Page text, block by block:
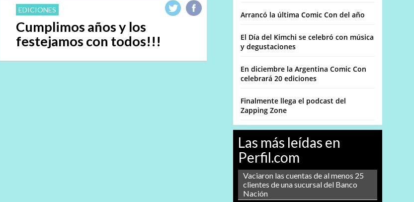
Arrancó la última Comic Con del año
El Día del Kimchi se celebró con música
y degustaciones
En diciembre la Argentina Comic Con
celebrará 20 ediciones
Finalmente llega el podcast del
Zapping Zone
Las más leídas en
Perfil.com
Vaciaron las cuentas de al menos 25
clientes de una sucursal del Banco
Nación
EDICIONES
Cumplimos años y los
festejamos con todos!!!